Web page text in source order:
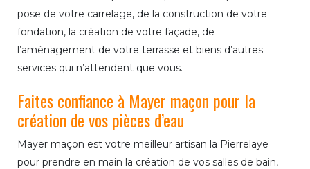
pose de votre carrelage, de la construction de votre
fondation, la création de votre façade, de
l’aménagement de votre terrasse et biens d’autres
services qui n’attendent que vous.
Faites confiance à Mayer maçon pour la
création de vos pièces d’eau
Mayer maçon est votre meilleur artisan la Pierrelaye
pour prendre en main la création de vos salles de bain,